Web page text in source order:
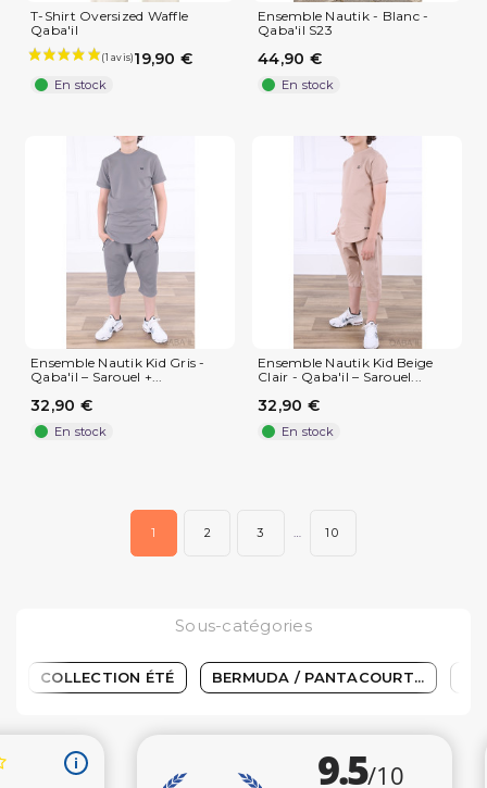
T-Shirt Oversized Waffle
Qaba'il
19,90 €
En stock
Ensemble Nautik - Blanc -
Qaba'il S23
44,90 €
En stock
Ensemble Nautik Kid Gris -
Qaba'il – Sarouel +...
32,90 €
En stock
Ensemble Nautik Kid Beige
Clair - Qaba'il – Sarouel...
32,90 €
En stock
1 2 3 … 10
Sous-catégories
COLLECTION ÉTÉ BERMUDA / PANTACOURT...